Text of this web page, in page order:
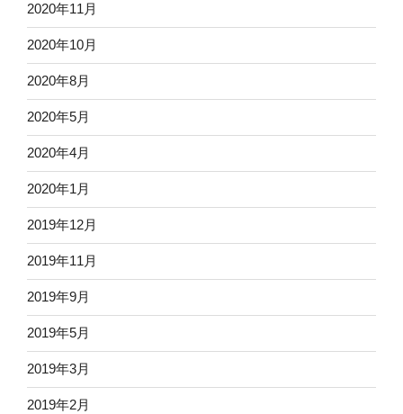
2020年11月
2020年10月
2020年8月
2020年5月
2020年4月
2020年1月
2019年12月
2019年11月
2019年9月
2019年5月
2019年3月
2019年2月